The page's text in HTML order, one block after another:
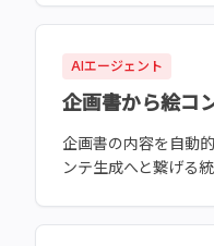
AIエージェント
企画書から絵コ
企画書の内容を自動
ンテ生成へと繋げる